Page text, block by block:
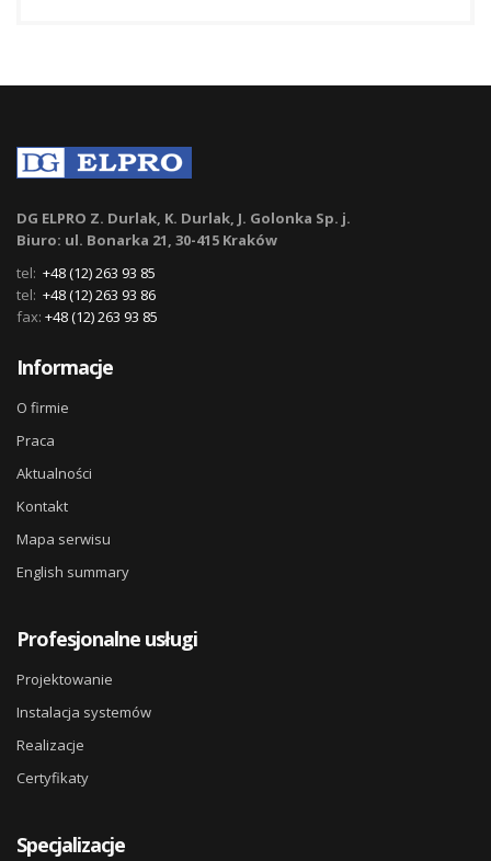
DG ELPRO Z. Durlak, K. Durlak, J. Golonka Sp. j.
Biuro: ul. Bonarka 21, 30-415 Kraków
tel: +48 (12) 263 93 85
tel: +48 (12) 263 93 86
fax: +48 (12) 263 93 85
Informacje
O firmie
Praca
Aktualności
Kontakt
Mapa serwisu
English summary
Profesjonalne usługi
Projektowanie
Instalacja systemów
Realizacje
Certyfikaty
Specjalizacje